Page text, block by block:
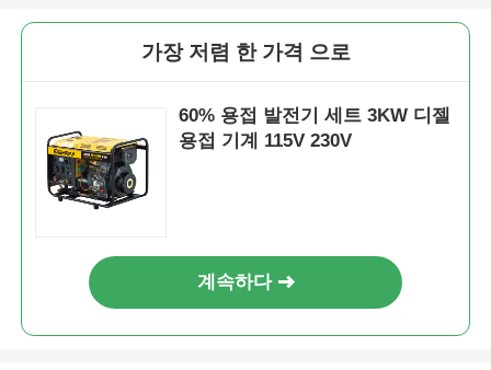
가장 저렴 한 가격 으로
60% 용접 발전기 세트 3KW 디젤
용접 기계 115V 230V
계속하다